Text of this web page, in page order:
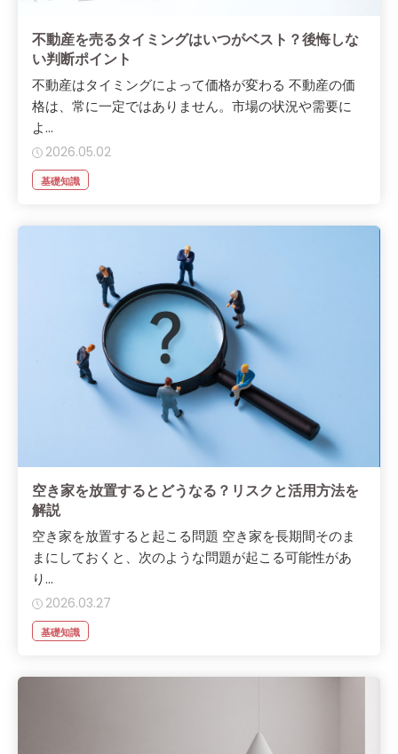
不動産を売るタイミングはいつがベスト？後悔しな
い判断ポイント
不動産はタイミングによって価格が変わる 不動産の価
格は、常に一定ではありません。市場の状況や需要に
よ...
2026.05.02
基礎知識
空き家を放置するとどうなる？リスクと活用方法を
解説
空き家を放置すると起こる問題 空き家を長期間そのま
まにしておくと、次のような問題が起こる可能性があ
り...
2026.03.27
基礎知識